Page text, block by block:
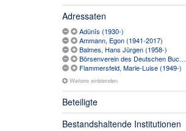
Adressaten
Adūnīs (1930-)
Ammann, Egon (1941-2017)
Balmes, Hans Jürgen (1958-)
Börsenverein des Deutschen Buchhandels
Flammersfeld, Marie-Luise (1949-)
Weitere einblenden
Beteiligte
Bestandshaltende Institutionen